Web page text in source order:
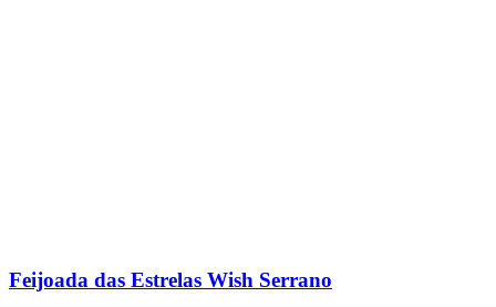
Feijoada das Estrelas Wish Serrano